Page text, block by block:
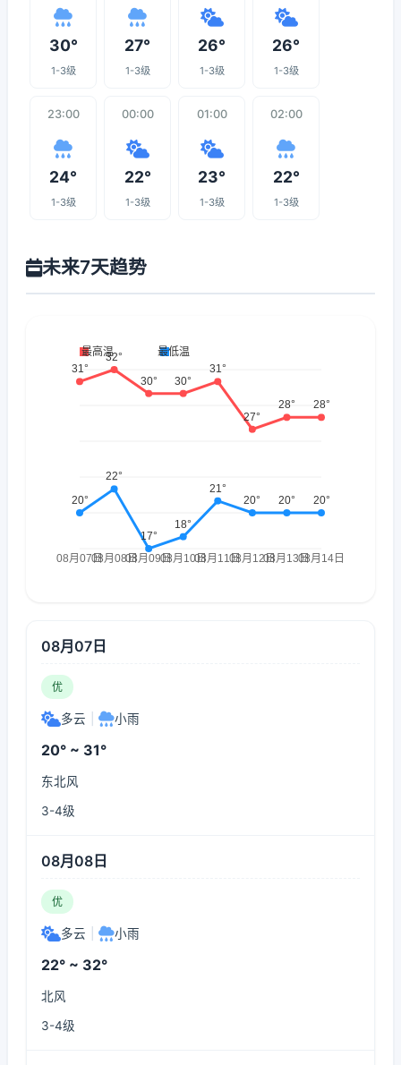
30°
1-3级
27°
1-3级
26°
1-3级
26°
1-3级
23:00
24°
1-3级
00:00
22°
1-3级
01:00
23°
1-3级
02:00
22°
1-3级
未来7天趋势
08月07日
优
多云 小雨
20° ~ 31°
东北风
3-4级
08月08日
优
多云 小雨
22° ~ 32°
北风
3-4级